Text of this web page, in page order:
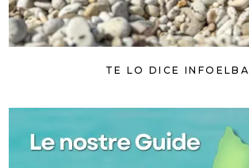
TE LO DICE INFOELBA